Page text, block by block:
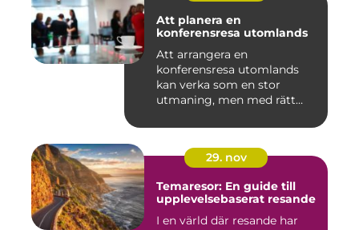
Att planera en
konferensresa utomlands
Att arrangera en
konferensresa utomlands
kan verka som en stor
utmaning, men med rätt
29. nov
Temaresor: En guide till
upplevelsebaserat resande
I en värld där resande har